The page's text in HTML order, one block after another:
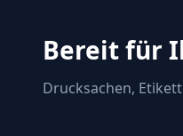
Bereit für
Drucksachen,